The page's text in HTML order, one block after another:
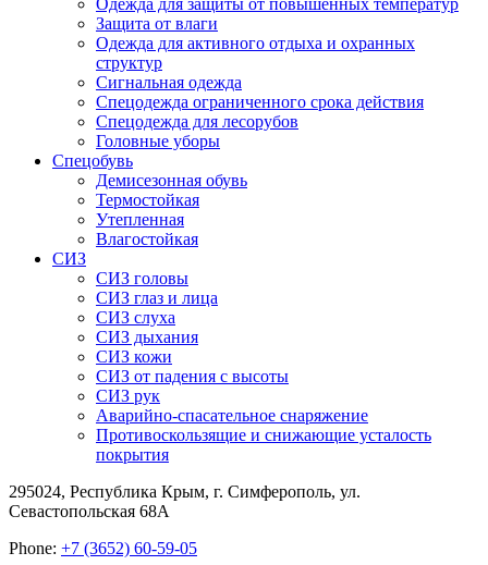
Защита от влаги
Одежда для активного отдыха и охранных
структур
Сигнальная одежда
Спецодежда ограниченного срока действия
Спецодежда для лесорубов
Головные уборы
Спецобувь
Демисезонная обувь
Термостойкая
Утепленная
Влагостойкая
СИЗ
СИЗ головы
СИЗ глаз и лица
СИЗ слуха
СИЗ дыхания
СИЗ кожи
СИЗ от падения с высоты
СИЗ рук
Аварийно-спасательное снаряжение
Противоскользящие и снижающие усталость
покрытия
295024, Республика Крым, г. Симферополь, ул.
Севастопольская 68А
Phone: +7 (3652) 60-59-05